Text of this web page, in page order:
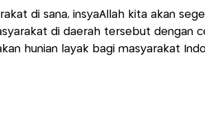
di sana, insyaAllah kita akan
di daerah tersebut dengan
hunian layak bagi masyarakat